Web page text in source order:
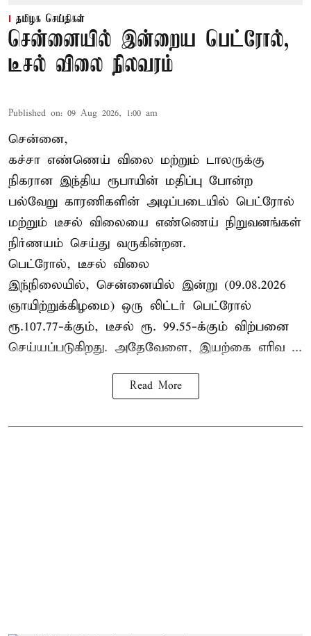
தமிழக செய்திகள்
சென்னையில் இன்றைய பெட்ரோல்,
டீசல் விலை நிலவரம்
Published on: 09 Aug 2026, 1:00 am
சென்னை,
கச்சா எண்ணெய் விலை மற்றும் டாலருக்கு
நிகரான இந்திய ரூபாயின் மதிப்பு போன்ற
பல்வேறு காரணிகளின் அடிப்படையில் பெட்ரோல்
மற்றும் டீசல் விலையை எண்ணெய் நிறுவனங்கள்
நிர்ணயம் செய்து வருகின்றன.
பெட்ரோல், டீசல் விலை
இந்நிலையில், சென்னையில் இன்று (09.08.2026
ஞாயிற்றுக்கிழமை) ஒரு லிட்டர் பெட்ரோல்
ரூ.107.77-க்கும், டீசல் ரூ. 99.55-க்கும் விற்பனை
செய்யப்படுகிறது. அதேவேளை, இயற்கை எரிவ ...
Read More